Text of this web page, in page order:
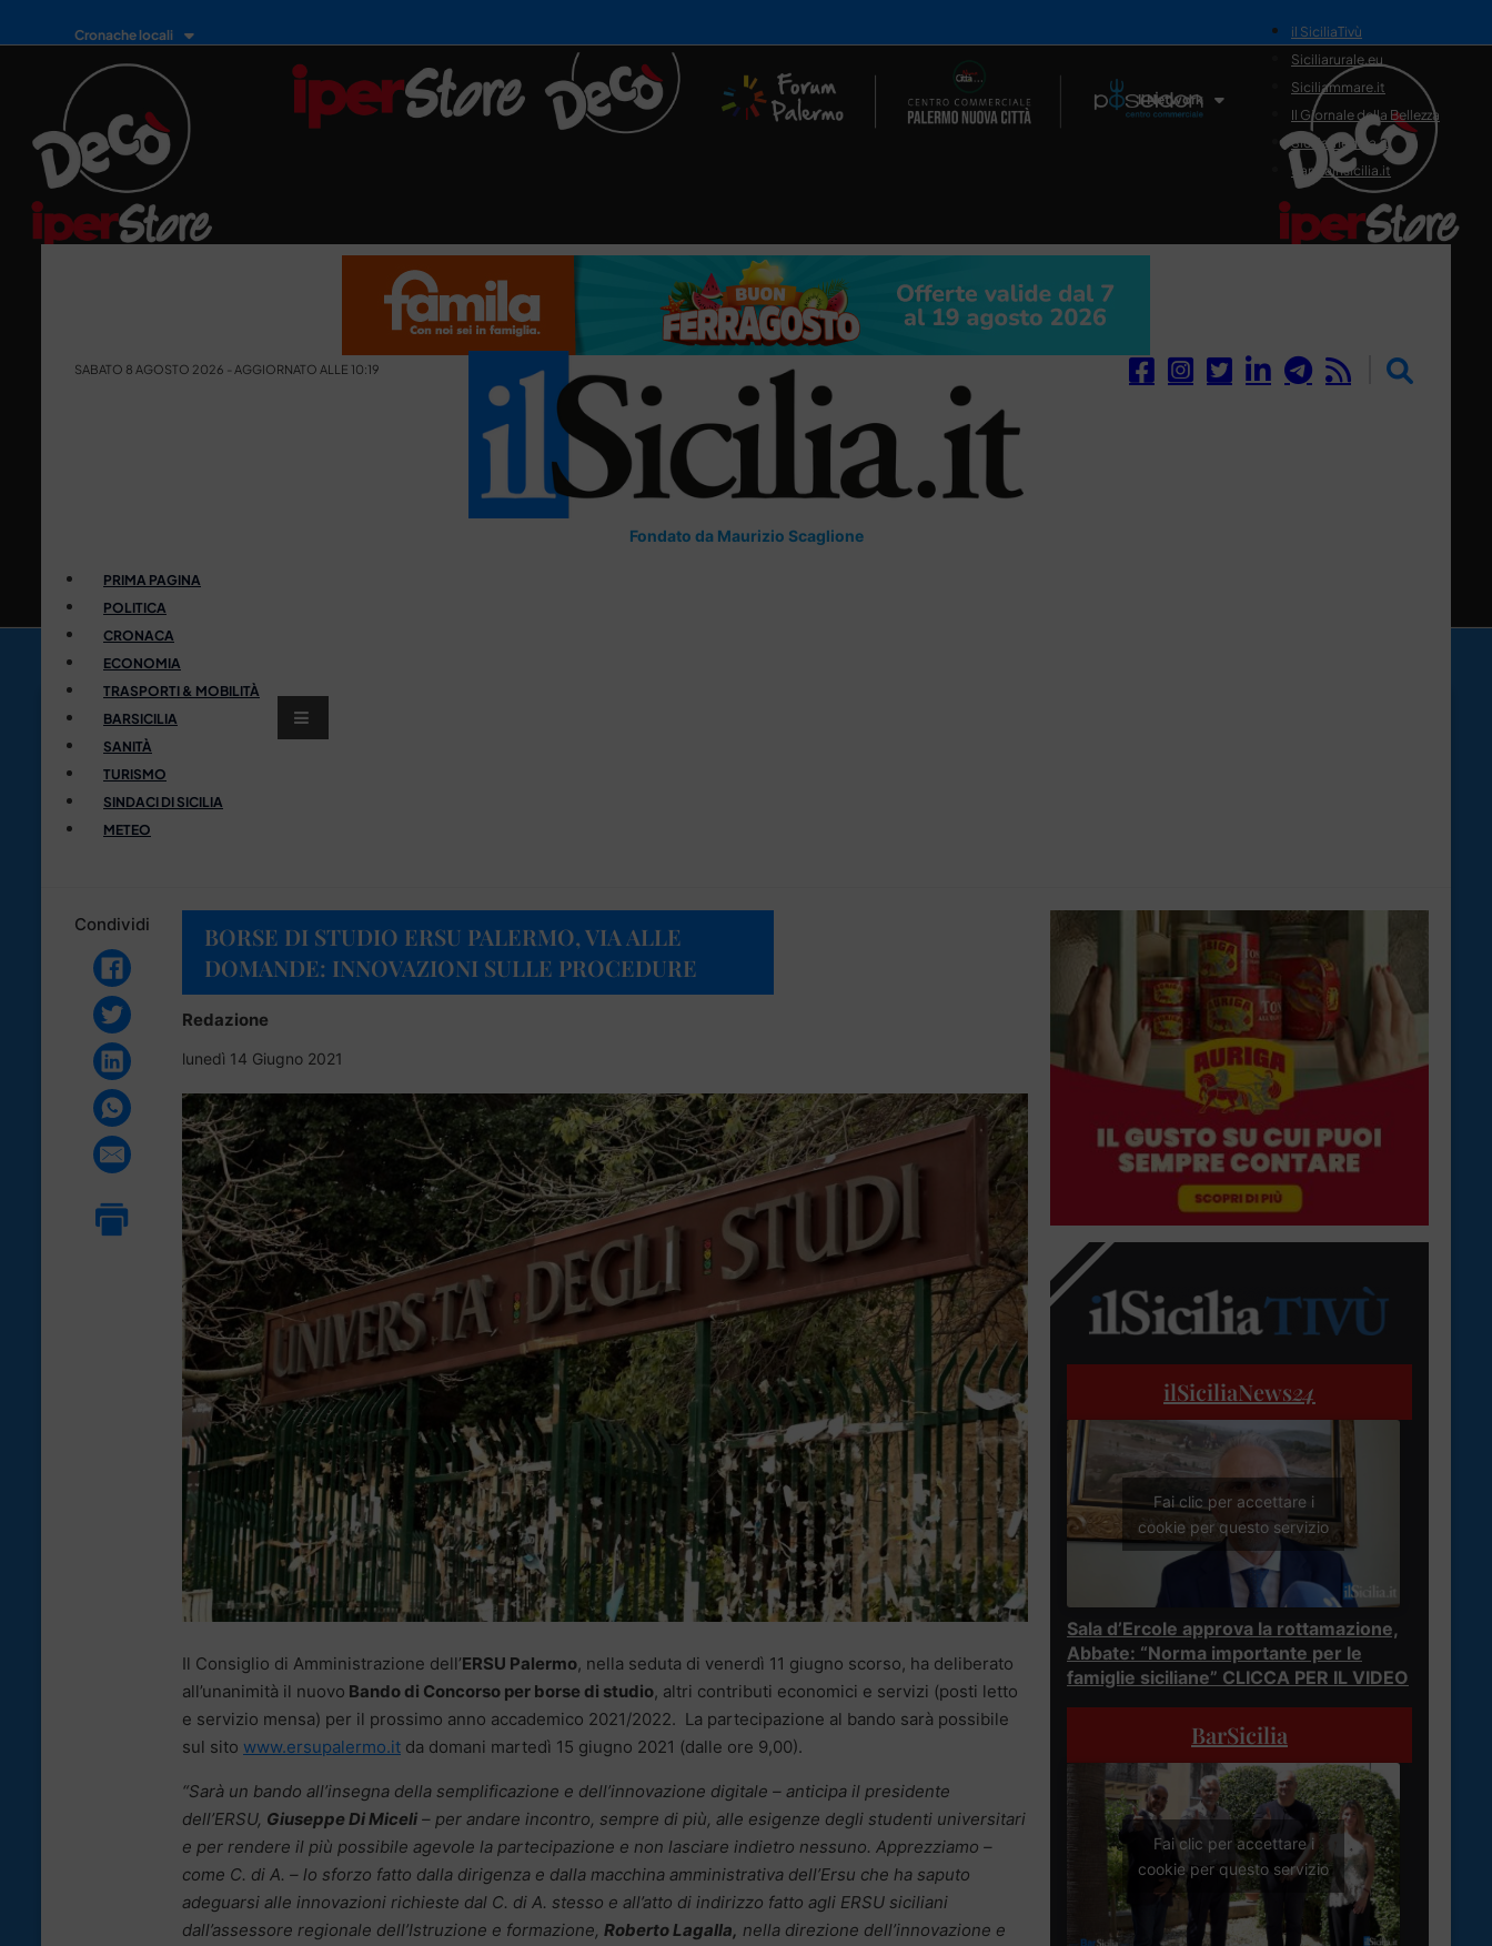
Cronache locali
Il Network
il SiciliaTivù
Siciliarurale.eu
Siciliammare.it
Il Giornale della Bellezza
Siciliamedica.it
Sanitainsicilia.it
SABATO 8 AGOSTO 2026 - AGGIORNATO ALLE 10:19
Fondato da Maurizio Scaglione
PRIMA PAGINA
POLITICA
CRONACA
ECONOMIA
TRASPORTI & MOBILITÀ
BARSICILIA
SANITÀ
TURISMO
SINDACI DI SICILIA
METEO
Condividi
BORSE DI STUDIO ERSU PALERMO, VIA ALLE
DOMANDE: INNOVAZIONI SULLE PROCEDURE
Redazione
lunedì 14 Giugno 2021
Il Consiglio di Amministrazione dell’ERSU Palermo, nella seduta di venerdì 11 giugno scorso, ha deliberato
all’unanimità il nuovo Bando di Concorso per borse di studio, altri contributi economici e servizi (posti letto
e servizio mensa) per il prossimo anno accademico 2021/2022. La partecipazione al bando sarà possibile
sul sito www.ersupalermo.it da domani martedì 15 giugno 2021 (dalle ore 9,00).
“Sarà un bando all’insegna della semplificazione e dell’innovazione digitale – anticipa il presidente
dell’ERSU, Giuseppe Di Miceli – per andare incontro, sempre di più, alle esigenze degli studenti universitari
e per rendere il più possibile agevole la partecipazione e non lasciare indietro nessuno. Apprezziamo –
come C. di A. – lo sforzo fatto dalla dirigenza e dalla macchina amministrativa dell’Ersu che ha saputo
adeguarsi alle innovazioni richieste dal C. di A. stesso e all’atto di indirizzo fatto agli ERSU siciliani
dall’assessore regionale dell’Istruzione e formazione, Roberto Lagalla, nella direzione dell’innovazione e
ilSiciliaNews24
Fai clic per accettare i
cookie per questo servizio
Sala d’Ercole approva la rottamazione,
Abbate: “Norma importante per le
famiglie siciliane” CLICCA PER IL VIDEO
BarSicilia
Fai clic per accettare i
cookie per questo servizio